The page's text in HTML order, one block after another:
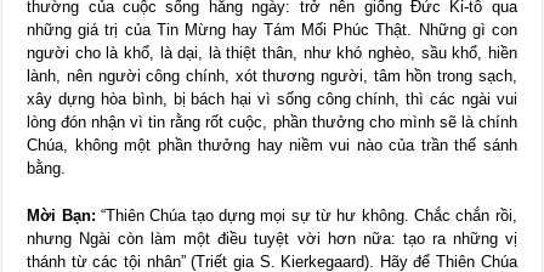
thường của cuộc sống hằng ngày: trở nên giống Đức Ki-tô qua
những giá trị của Tin Mừng hay Tám Mối Phúc Thật. Những gì con
người cho là khổ, là dại, là thiệt thân, như khó nghèo, sầu khổ, hiền
lành, nên người công chính, xót thương người, tâm hồn trong sạch,
xây dựng hòa bình, bị bách hại vì sống công chính, thì các ngài vui
lòng đón nhận vì tin rằng rốt cuộc, phần thưởng cho mình sẽ là chính
Chúa, không một phần thưởng hay niềm vui nào của trần thế sánh
bằng.
Mời Bạn: “Thiên Chúa tạo dựng mọi sự từ hư không. Chắc chắn rồi,
nhưng Ngài còn làm một điều tuyệt vời hơn nữa: tạo ra những vị
thánh từ các tội nhân” (Triết gia S. Kierkegaard). Hãy để Thiên Chúa